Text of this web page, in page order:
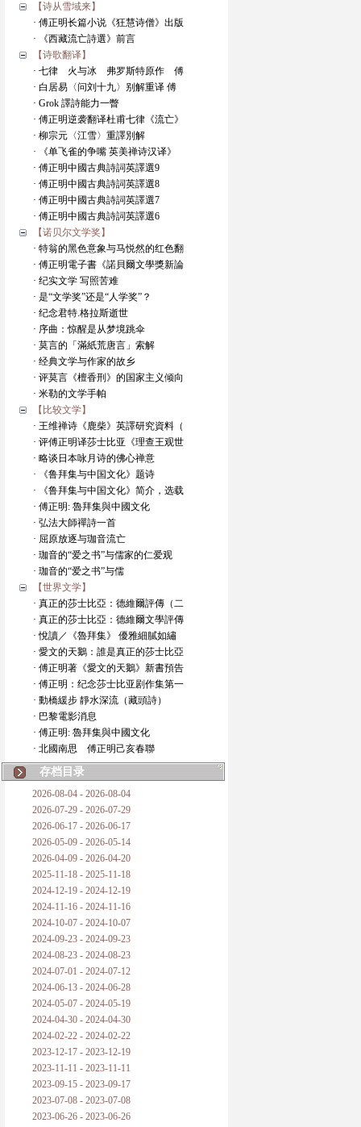
【诗从雪域来】
· 傅正明长篇小说《狂慧诗僧》出版
· 《西藏流亡詩選》前言
【诗歌翻译】
· 七律 火与冰 弗罗斯特原作 傅
· 白居易〈问刘十九〉别解重译 傅
· Grok 譯詩能力一瞥
· 傅正明逆袭翻译杜甫七律《流亡》
· 柳宗元〈江雪〉重譯別解
· 《单飞雀的争嘴 英美禅诗汉译》
· 傅正明中國古典詩詞英譯選9
· 傅正明中國古典詩詞英譯選8
· 傅正明中國古典詩詞英譯選7
· 傅正明中國古典詩詞英譯選6
【诺贝尔文学奖】
· 特翁的黑色意象与马悦然的红色翻
· 傅正明電子書《諾貝爾文學獎新論
· 纪实文学 写照苦难
· 是“文学奖”还是“人学奖”？
· 纪念君特.格拉斯逝世
· 序曲：惊醒是从梦境跳伞
· 莫言的「滿紙荒唐言」索解
· 经典文学与作家的故乡
· 评莫言《檀香刑》的国家主义倾向
· 米勒的文学手帕
【比较文学】
· 王维禅诗《鹿柴》英譯研究資料（
· 评傅正明译莎士比亚《理查王观世
· 略谈日本咏月诗的佛心禅意
· 《鲁拜集与中国文化》题诗
· 《鲁拜集与中国文化》简介，选载
· 傅正明: 魯拜集與中國文化
· 弘法大師禪詩一首
· 屈原放逐与珈音流亡
· 珈音的“爱之书”与儒家的仁爱观
· 珈音的“爱之书”与儒
【世界文学】
· 真正的莎士比亞：德維爾評傳（二
· 真正的莎士比亞：德維爾文學評傳
· 悅讀／《魯拜集》 優雅細膩如繡
· 愛文的天鵝：誰是真正的莎士比亞
· 傅正明著《愛文的天鵝》新書預告
· 傅正明：纪念莎士比亚剧作集第一
· 動橋緩步 靜水深流（藏頭詩）
· 巴黎電影消息
· 傅正明: 魯拜集與中國文化
· 北國南思 傅正明己亥春聯
存档目录
2026-08-04 - 2026-08-04
2026-07-29 - 2026-07-29
2026-06-17 - 2026-06-17
2026-05-09 - 2026-05-14
2026-04-09 - 2026-04-20
2025-11-18 - 2025-11-18
2024-12-19 - 2024-12-19
2024-11-16 - 2024-11-16
2024-10-07 - 2024-10-07
2024-09-23 - 2024-09-23
2024-08-23 - 2024-08-23
2024-07-01 - 2024-07-12
2024-06-13 - 2024-06-28
2024-05-07 - 2024-05-19
2024-04-30 - 2024-04-30
2024-02-22 - 2024-02-22
2023-12-17 - 2023-12-19
2023-11-11 - 2023-11-11
2023-09-15 - 2023-09-17
2023-07-08 - 2023-07-08
2023-06-26 - 2023-06-26